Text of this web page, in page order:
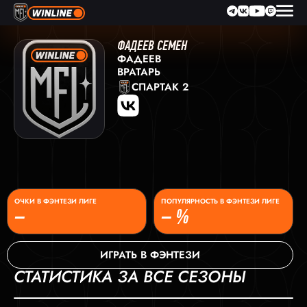
ФАДЕЕВ СЕМЕН
ФАДЕЕВ
ВРАТАРЬ
СПАРТАК 2
–
ОЧКИ В ФЭНТЕЗИ ЛИГЕ
– %
ПОПУЛЯРНОСТЬ В ФЭНТЕЗИ ЛИГЕ
ИГРАТЬ В ФЭНТЕЗИ
СТАТИСТИКА ЗА ВСЕ СЕЗОНЫ